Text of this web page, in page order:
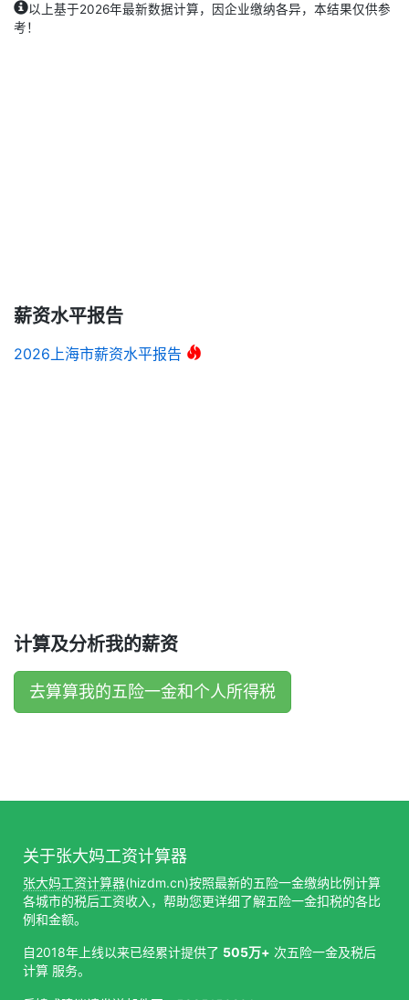
以上基于2026年最新数据计算，因企业缴纳各异，本结果仅供参
考！
薪资水平报告
2026上海市薪资水平报告
计算及分析我的薪资
去算算我的五险一金和个人所得税
关于张大妈工资计算器
张大妈工资计算器(hizdm.cn)按照最新的五险一金缴纳比例计算
各城市的税后工资收入，帮助您更详细了解五险一金扣税的各比
例和金额。
自2018年上线以来已经累计提供了 505万+ 次五险一金及税后
计算 服务。